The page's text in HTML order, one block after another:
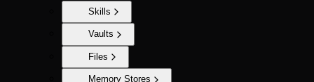
Skills
Vaults
Files
Memory Stores